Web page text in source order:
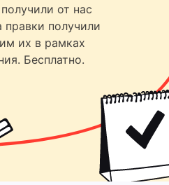
от нас
правки получили
их в рамках
Бесплатно.